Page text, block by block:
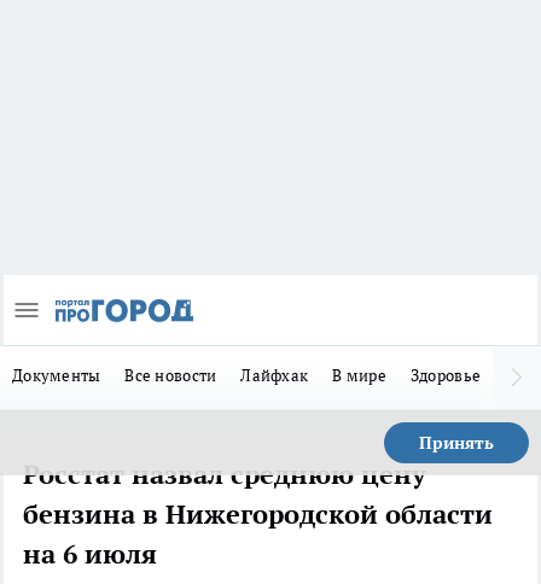
Документы Все новости Лайфхак В мире Здоровье
Принять
Росстат назвал среднюю цену
бензина в Нижегородской области
на 6 июля